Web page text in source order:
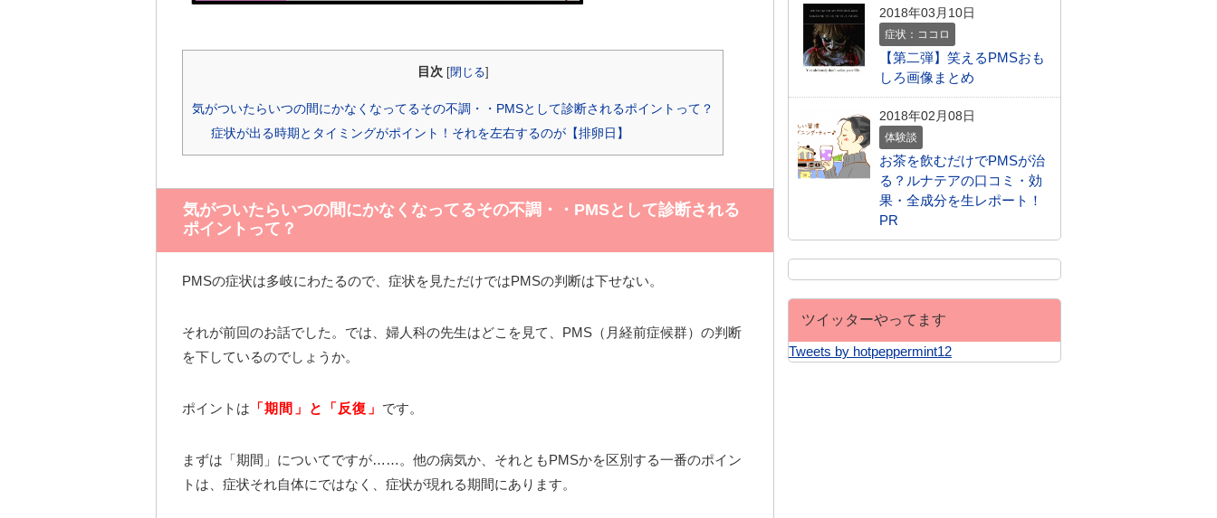
目次 [閉じる]
気がついたらいつの間にかなくなってるその不調・・PMSとして診断されるポイントって？
症状が出る時期とタイミングがポイント！それを左右するのが【排卵日】
気がついたらいつの間にかなくなってるその不調・・PMSとして診断される
ポイントって？
PMSの症状は多岐にわたるので、症状を見ただけではPMSの判断は下せない。
それが前回のお話でした。では、婦人科の先生はどこを見て、PMS（月経前症候群）の判断
を下しているのでしょうか。
ポイントは 「期間」と「反復」 です。
まずは「期間」についてですが……。他の病気か、それともPMSかを区別する一番のポイン
トは、症状それ自体にではなく、症状が現れる期間にあります。
2018年03月10日
症状：ココロ
【第二弾】笑えるPMSおも
しろ画像まとめ
2018年02月08日
体験談
お茶を飲むだけでPMSが治
る？ルナテアの口コミ・効
果・全成分を生レポート！
PR
ツイッターやってます
Tweets by hotpeppermint12